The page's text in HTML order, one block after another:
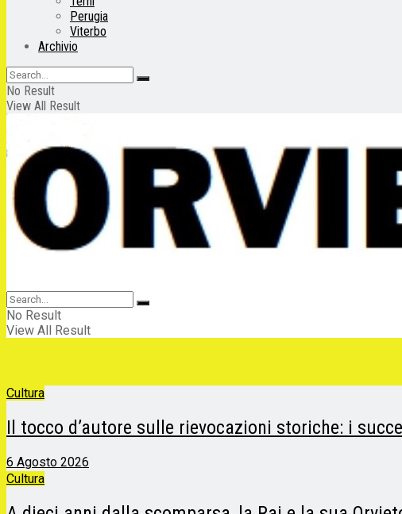
Perugia
Viterbo
Archivio
No Result
View All Result
No Result
View All Result
Cultura
Il tocco d’autore sulle rievocazioni storiche: i
6 Agosto 2026
Cultura